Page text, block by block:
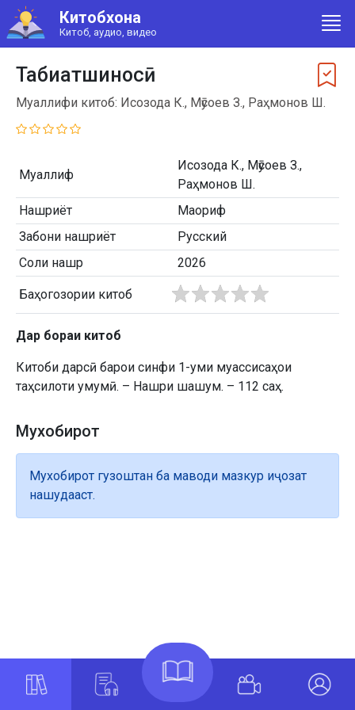
Китобхона
Китоб, аудио, видео
Табиатшиносӣ
Муаллифи китоб: Исозода К., Мӯсоев З., Раҳмонов Ш.
Муаллиф
Исозода К., Мӯсоев З.,
Раҳмонов Ш.
Нашриёт
Маориф
Забони нашриёт
Русский
Соли нашр
2026
Баҳогозории китоб
Дар бораи китоб
Китоби дарсӣ барои синфи 1-уми муассисаҳои
таҳсилоти умумӣ. – Нашри шашум. – 112 саҳ.
Мухобирот
Мухобирот гузоштан ба маводи мазкур иҷозат
нашудааст.